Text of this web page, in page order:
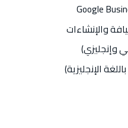
والإنشاءات
الإنجليزية)